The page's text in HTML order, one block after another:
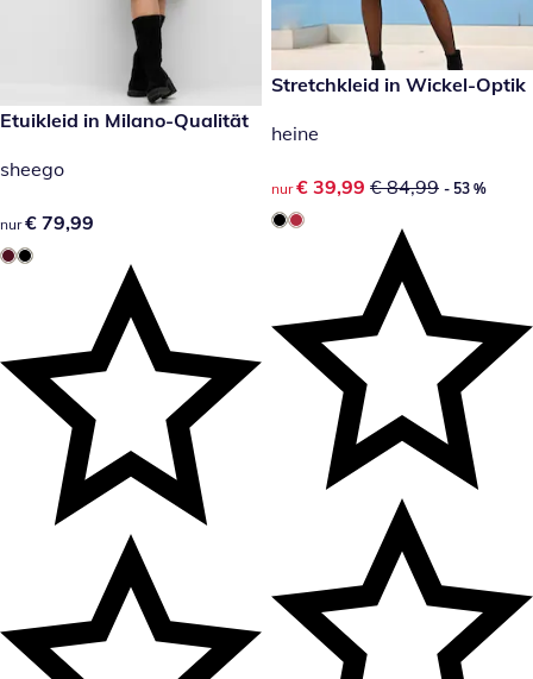
€ 79,99
Etuikleid in Milano-Qualität
sheego
€ 79,99
nur € 79,99
reduzierter Preis € 39,99,
- 53 %
Stretchkleid in Wickel-Optik
heine
reduzierter Preis € 39,99,
nur € 39,99 € 84,99 - 53 %